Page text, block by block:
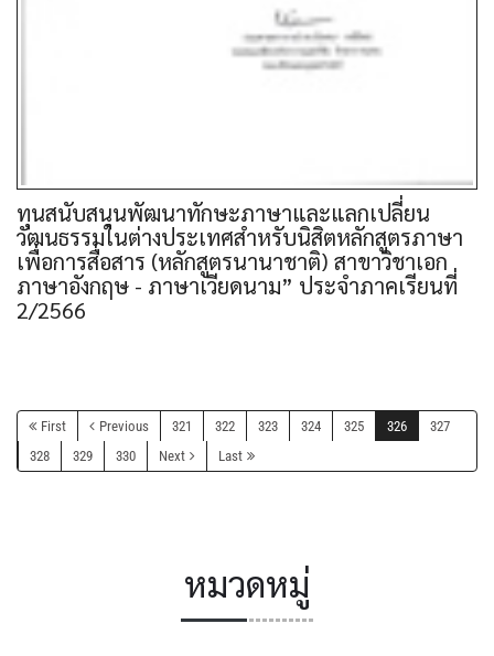
ทุนสนับสนุนพัฒนาทักษะภาษาและแลกเปลี่ยน
วัฒนธรรมในต่างประเทศสำหรับนิสิตหลักสูตรภาษา
เพื่อการสื่อสาร (หลักสูตรนานาชาติ) สาขาวิชาเอก
ภาษาอังกฤษ - ภาษาเวียดนาม” ประจำภาคเรียนที่
2/2566
First Previous 321 322 323 324 325 326
327
328
329 330 Next Last
หมวดหมู่